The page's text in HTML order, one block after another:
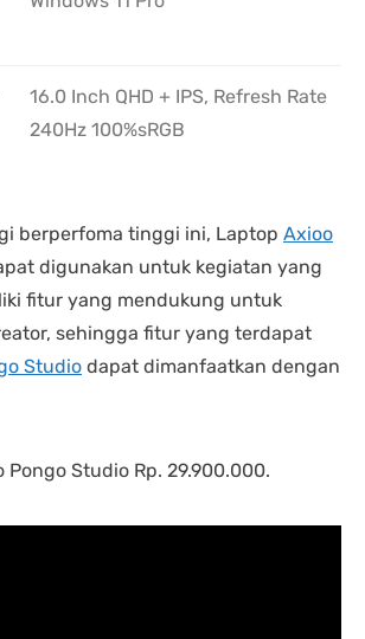
16.0 Inch QHD + IPS, Refresh Rate
240Hz 100%sRGB
berperfoma tinggi ini, Laptop Axioo
digunakan untuk kegiatan yang
fitur yang mendukung untuk
sehingga fitur yang terdapat
Studio dapat dimanfaatkan dengan
Pongo Studio Rp. 29.900.000.